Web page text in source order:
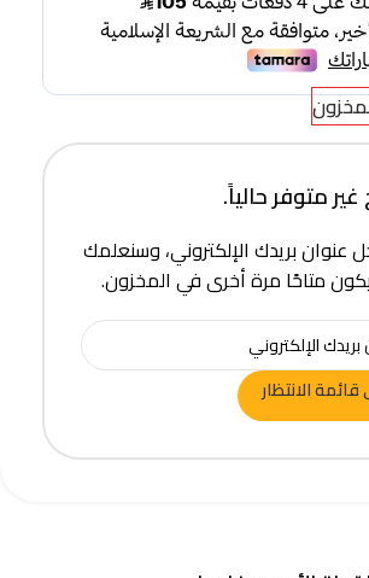
متوفر حالياً.
عنوان بريدك الإلكتروني، وسنعلمك
متاحًا مرة أخرى في المخزون.
الانتظار